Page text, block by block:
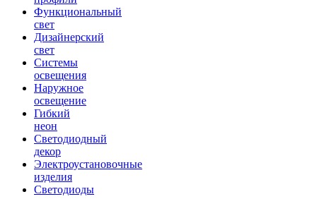
Функциональный
свет
Дизайнерский
свет
Системы
освещения
Наружное
освещение
Гибкий
неон
Светодиодный
декор
Электроустановочные
изделия
Светодиоды